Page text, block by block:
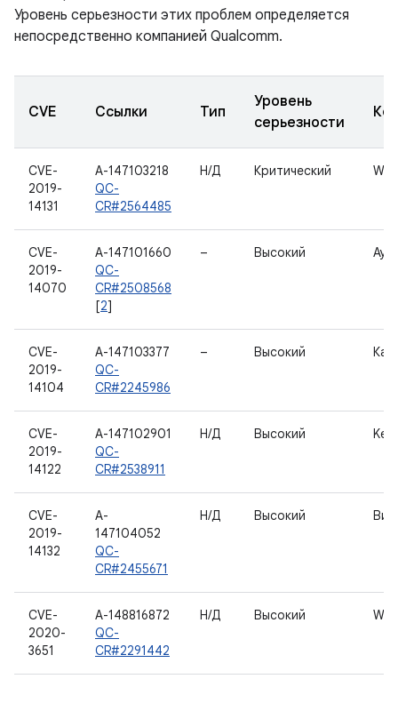
Уровень серьезности этих проблем определяется
непосредственно компанией Qualcomm.
CVE Ссылки Тип
Уровень
серьезности
CVE-
2019-
14131
A-147103218
QC-
CR#2564485
Н/Д Критический
CVE-
2019-
14070
A-147101660
QC-
CR#2508568
[2]
– Высокий
CVE-
2019-
14104
A-147103377
QC-
CR#2245986
– Высокий
CVE-
2019-
14122
A-147102901
QC-
CR#2538911
Н/Д Высокий
CVE-
2019-
14132
A-
147104052
QC-
CR#2455671
Н/Д Высокий
CVE-
2020-
3651
A-148816872
QC-
CR#2291442
Н/Д Высокий